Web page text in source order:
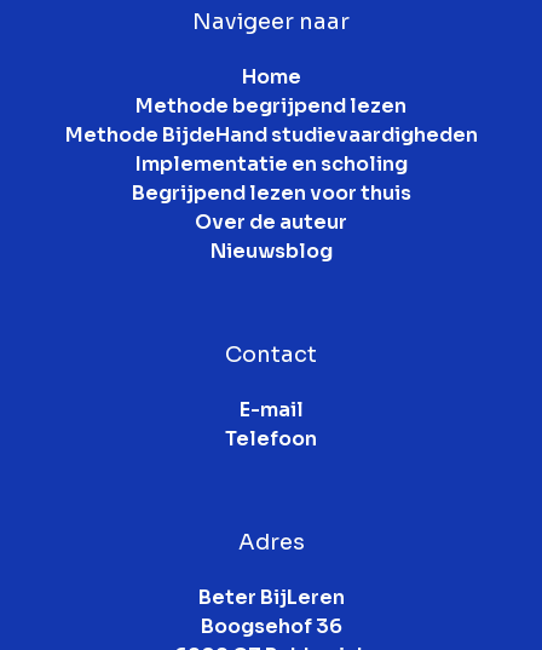
Navigeer naar
Home
Methode begrijpend lezen
Methode BijdeHand studievaardigheden
Implementatie en scholing
Begrijpend lezen voor thuis
Over de auteur
Nieuwsblog
Contact
E-mail
Telefoon
Adres
Beter BijLeren
Boogsehof 36